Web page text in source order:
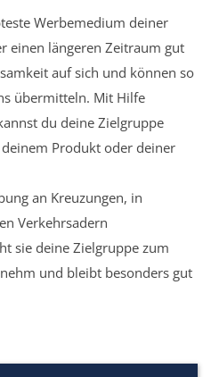
Werbemedium deiner
einen längeren Zeitraum gut
auf sich und können so
übermitteln. Mit Hilfe
du deine Zielgruppe
Produkt oder deiner
an Kreuzungen, in
Verkehrsadern
sie deine Zielgruppe zum
und bleibt besonders gut